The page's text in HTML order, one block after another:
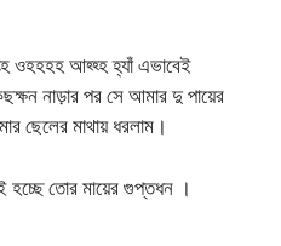
আহ্হ্হ হ্যাঁ এভাবেই
নাড়ার পর সে আমার দু পায়ের
ছেলের মাথায় ধরলাম।
তোর মায়ের গুপ্তধন ।